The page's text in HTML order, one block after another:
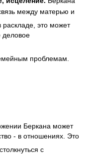
между матерью и
раскладе, это может
деловое
проблемам.
Беркана может
- в отношениях. Это
с